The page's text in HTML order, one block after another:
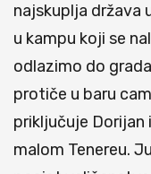
najskuplja država
u kampu koji se
odlazimo do
protiče u baru
priključuje Dorijan
malom Tenereu.